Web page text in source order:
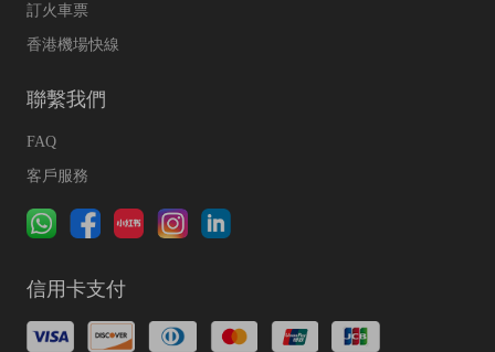
訂火車票
香港機場快線
聯繫我們
FAQ
客戶服務
信用卡支付